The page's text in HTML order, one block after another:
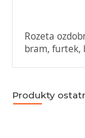
Rozeta
bram, furtek,
Produkty